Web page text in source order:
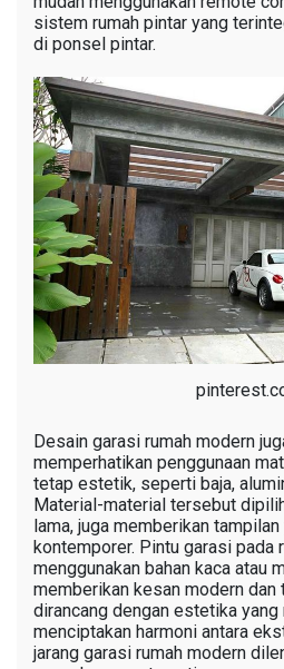
sistem rumah pintar yang
di ponsel pintar.
Desain garasi rumah modern
memperhatikan penggunaan
tetap estetik, seperti baja,
Material-material tersebut
lama, juga memberikan
kontemporer. Pintu garasi pada
menggunakan bahan kaca atau
memberikan kesan modern dan
dirancang dengan estetika yang
menciptakan harmoni antara
jarang garasi rumah modern